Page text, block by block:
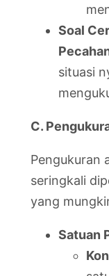
Soal
situasi
C.
Pengukuran
seringkali
yang
Satuan